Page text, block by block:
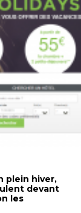
plein hiver,
devant
les